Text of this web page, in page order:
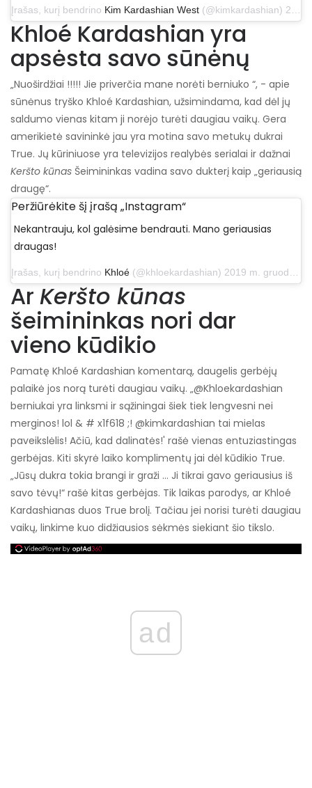
Įrašas, kurį bendrino Kim Kardashian West (@kimkardashian) 2019 m. gruodžio 6 d., 7:16 PST
Khloé Kardashian yra
apsėsta savo sūnėnų
„Nuoširdžiai !!!!! Jie priverčia mane norėti berniuko “, - apie
sūnėnus tryško Khloé Kardashian, užsimindama, kad dėl jų
saldumo vienas kitam ji norėjo turėti daugiau vaikų. Gera
amerikietė savininkė jau yra motina savo metukų dukrai
True. Jų kūriniuose yra televizijos realybės serialai ir dažnai
Keršto kūnas Šeimininkas vadina savo dukterį kaip „geriausią
draugę“.
Peržiūrėkite šį įrašą „Instagram“
Nekantrauju, kol galėsime bendrauti. Mano geriausias
draugas!
Įrašas, kurį bendrino Khloé (@khloekardashian) 2019 m. gruodžio 5 d. 14.57 val. PST
Ar Keršto kūnas
šeimininkas nori dar
vieno kūdikio
Pamatę Khloé Kardashian komentarą, daugelis gerbėjų
palaikė jos norą turėti daugiau vaikų. „@Khloekardashian
berniukai yra linksmi ir sąžiningai šiek tiek lengvesni nei
merginos! lol & # x1f618 ;! @kimkardashian tai mielas
paveikslėlis! Ačiū, kad dalinatės!' rašė vienas entuziastingas
gerbėjas. Kiti skyrė laiko komplimentų jai dėl kūdikio True.
„Jūsų dukra tokia brangi ir graži ... Ji tikrai gavo geriausius iš
savo tėvų!“ rašė kitas gerbėjas. Tik laikas parodys, ar Khloé
Kardashianas duos True brolį. Tačiau jei norisi turėti daugiau
vaikų, linkime kuo didžiausios sėkmės siekiant šio tikslo.
ad